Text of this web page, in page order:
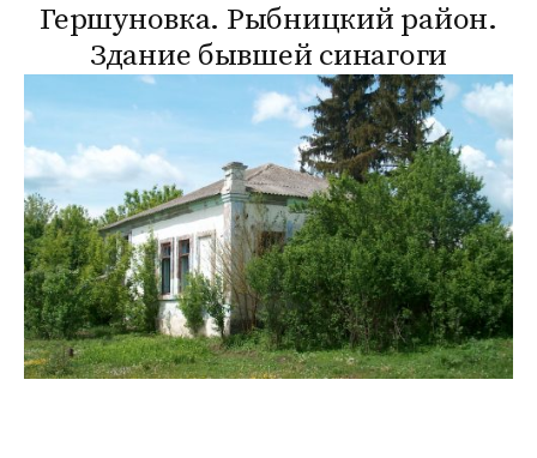
Гершуновка. Рыбницкий район.
Здание бывшей синагоги